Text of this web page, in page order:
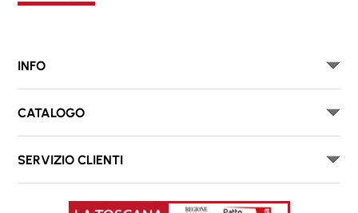
INFO
CATALOGO
SERVIZIO CLIENTI